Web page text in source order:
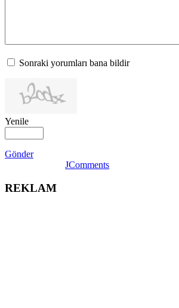
Sonraki yorumları bana bildir
Yenile
Gönder
JComments
REKLAM